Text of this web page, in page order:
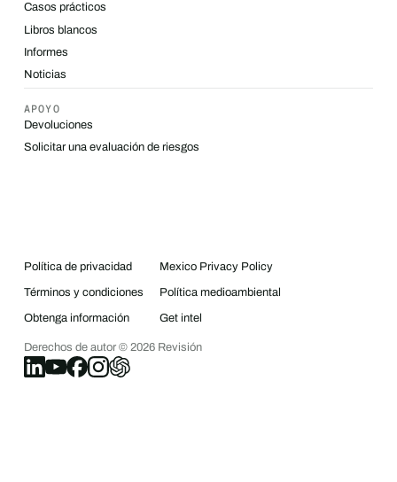
Casos prácticos
Libros blancos
Informes
Noticias
APOYO
Devoluciones
Solicitar una evaluación de riesgos
Política de privacidad Mexico Privacy Policy
Términos y condiciones Política medioambiental
Obtenga información Get intel
Derechos de autor © 2026Revisión